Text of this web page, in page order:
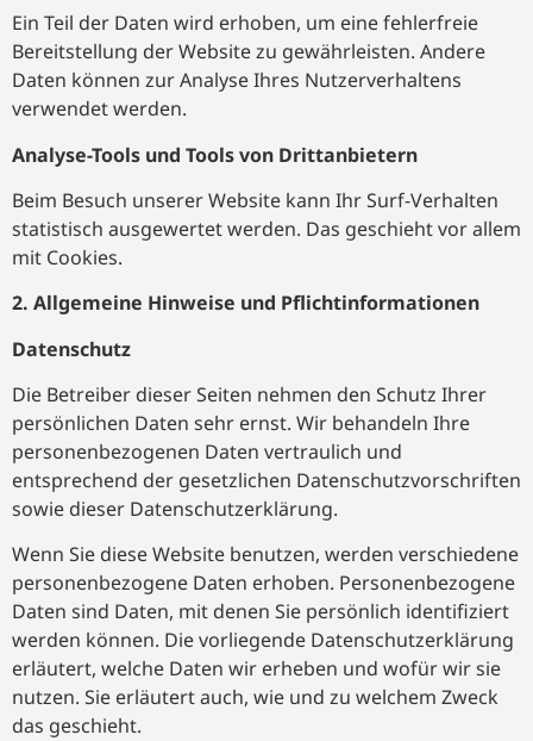
Ein Teil der Daten wird erhoben, um eine fehlerfreie
Bereitstellung der Website zu gewährleisten. Andere
Daten können zur Analyse Ihres Nutzerverhaltens
verwendet werden.
Analyse-Tools und Tools von Drittanbietern
Beim Besuch unserer Website kann Ihr Surf-Verhalten
statistisch ausgewertet werden. Das geschieht vor allem
mit Cookies.
2. Allgemeine Hinweise und Pflichtinformationen
Datenschutz
Die Betreiber dieser Seiten nehmen den Schutz Ihrer
persönlichen Daten sehr ernst. Wir behandeln Ihre
personenbezogenen Daten vertraulich und
entsprechend der gesetzlichen Datenschutzvorschriften
sowie dieser Datenschutzerklärung.
Wenn Sie diese Website benutzen, werden verschiedene
personenbezogene Daten erhoben. Personenbezogene
Daten sind Daten, mit denen Sie persönlich identifiziert
werden können. Die vorliegende Datenschutzerklärung
erläutert, welche Daten wir erheben und wofür wir sie
nutzen. Sie erläutert auch, wie und zu welchem Zweck
das geschieht.